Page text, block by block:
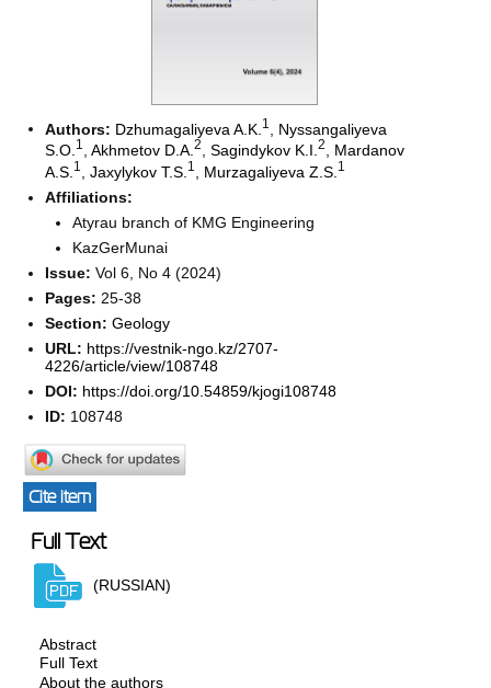
Authors: Dzhumagaliyeva A.K. 1
Nyssangaliyeva
S.O. 1 ,Akhmetov D.A.2 ,Sagindykov K.I.2
Mardanov
A.S. 1 ,Jaxylykov T.S. 1 Murzagaliyeva Z.S. 1
Affiliations:
Atyrau branch of KMG Engineering
KazGerMunai
Issue:Vol 6, No 4 (2024)
Pages: 25-38
Section:Geology
URL: https://vestnik-ngo.kz/2707-
4226/article/view/108748
DOI: https://doi.org/10.54859/kjogi108748
ID: 108748
Cite item
Full Text
(RUSSIAN)
Abstract
Full Text
About the authors